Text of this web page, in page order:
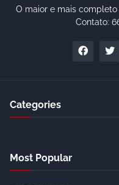
O maior e mais
Contato:
Categories
Most Popular